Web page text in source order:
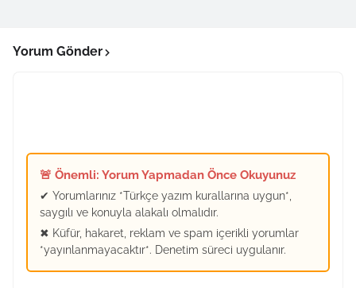
Yorum Gönder
🚨 Önemli: Yorum Yapmadan Önce Okuyunuz
✔ Yorumlarınız *Türkçe yazım kurallarına uygun*,
saygılı ve konuyla alakalı olmalıdır.
✖ Küfür, hakaret, reklam ve spam içerikli yorumlar
*yayınlanmayacaktır*. Denetim süreci uygulanır.